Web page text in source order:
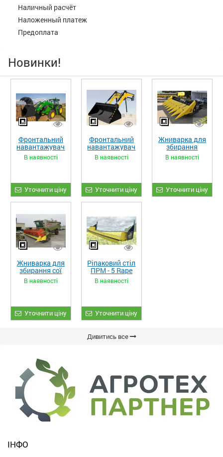
Наличный расчёт
Наложенный платеж
Предоплата
Новинки!
Фронтальний
навантажувач
«STRONG XL»
В наявності
Уточнити ціну
Фронтальний
навантажувач
«STRONG»
В наявності
Уточнити ціну
Жниварка для
збирання
кукурудзи
ЖКИ-870
В наявності
Уточнити ціну
Жниварка для
збирання сої
та гороху
«ETTARO»
В наявності
Уточнити ціну
Ріпаковий стіл
ПРМ - 5 Rape
Fiore
В наявності
Уточнити ціну
Дивитись все
ІНФО